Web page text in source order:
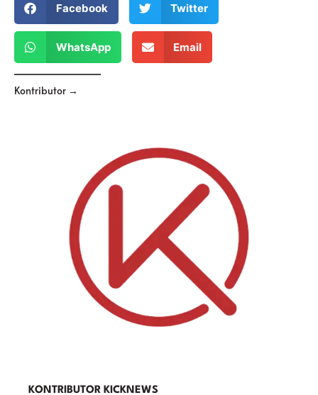
Facebook Twitter
WhatsApp Email
Kontributor →
KONTRIBUTOR KICKNEWS